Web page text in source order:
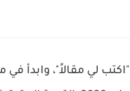
"اكتب لي مقالاً"، وابدأ